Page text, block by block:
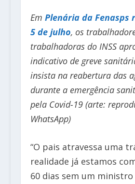
Em Plenária da Fenasps
5 de julho, os
trabalhadoras do INSS
indicativo de greve
insista na reabertura das
durante a emergência
pela Covid-19 (arte:
WhatsApp)
“O pais atravessa uma
realidade já estamos
60 dias sem um ministro